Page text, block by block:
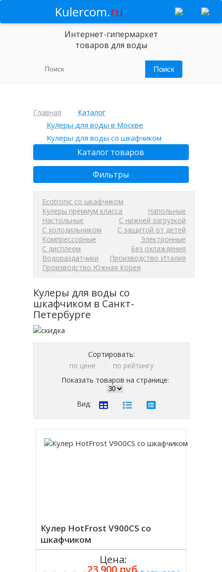
Kulercom.ru
Интернет-гипермаркет
товаров для воды
Главная
Каталог
Кулеры для воды в Москве
Кулеры для воды со шкафчиком
Каталог товаров
Фильтры
Ecotronic со шкафчиком
Кулеры премиум класса
Напольные
Настольные
С нижней загрузкой
С холодильником
С защитой от детей
Компрессорные
Электронные
С дисплеем
Без охлаждения
Водораздатчики
Производство Италия
Производство Южная Корея
Кулеры для воды со
шкафчиком в Санкт-
Петербурге
Сортировать:
по цене
по рейтингу
Показать товаров на странице:
Вид:
Кулер HotFrost V900CS со
шкафчиком
Цена:
23 900 руб.